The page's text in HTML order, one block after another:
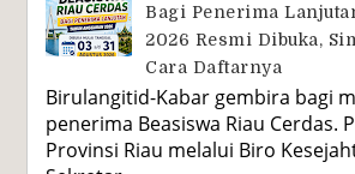
Bagi Penerima
2026 Resmi Dibuka,
Cara Daftarnya
Birulangitid-Kabar gembira bagi
penerima Beasiswa Riau Cerdas.
Provinsi Riau melalui Biro